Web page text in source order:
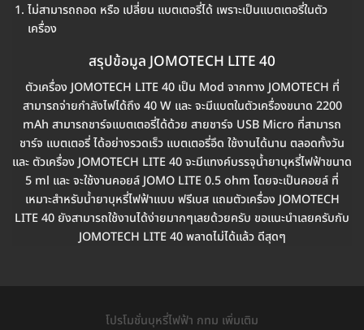
ไม่สามารถถอด หรือ เปลี่ยน แบตเตอรี่ได้ เพราะเป็นแบตเตอรี่ในตัว
เครื่อง
สรุปข้อมูล JOMOTECH LITE 40
ตัวเครื่อง JOMOTECH LITE 40 เป็น Mod จากทาง JOMOTECH ที่
สามารถจ่ายกำลังไฟได้ถึง 40 W และ จะมีแบตในตัวเครื่องขนาด 2200
mAh สามารถชาร์จแบตเตอรี่ได้ด้วย สายชาร์จ USB Micro ที่สามารถ
ชาร์จ แบตเตอรี่ ได้อย่างรวดเร็ว แบตเตอรี่อึด ใช้งานได้นาน ตลอดทั้งวัน
และ ตัวเครื่อง JOMOTECH LITE 40 จะมีแทงค์บรรจุน้ำยาบุหรี่ไฟฟ้าขนาด
5 ml และ จะใช้งานคอยล์ JOMO LITE 0.5 ohm โดยจะเป็นคอยล์ ที่
เหมาะสำหรับน้ำยาบุหรี่ไฟฟ้าแบบ ฟรีเบส แถมตัวเครื่อง JOMOTECH
LITE 40 ยังสามารถใช้งานได้ง่ายมากๆเลยด้วยครับ ขอแนะนำเลยครับกับ
JOMOTECH LITE 40 พลาดไม่ได้แล้ว ดีสุดๆ
โปรโมชั่นบุหรี่ไฟฟ้า กทม เพิ่มเติม